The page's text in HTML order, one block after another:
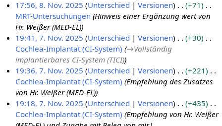
s
s
u
n
g
m
m
e
n
f
a
s
s
u
n
g
s
a
m
m
e
n
f
a
s
s
u
z
u
s
a
m
m
e
n
f
a
s
17:56, 8. Nov. 2025 Unterschied Versionen
+71
MRT-Untersuchungen Hinweis einer Ergänzung wert von
Hr. Weißer (MED-EL)
N
e
19:41, 7. Nov. 2025 Unterschied Versionen
+30
Cochlea-Implantat (CI-System) →Vollständig
implantierbares CI-System (TICI)
19:36, 7. Nov. 2025 Unterschied Versionen
+221
Cochlea-Implantat (CI-System) Empfehlung des Zusatzes
von Hr. Weißer (MED-EL)
19:18, 7. Nov. 2025 Unterschied Versionen
+435
Cochlea-Implantat (CI-System) Empfehlung von Hr. Weißer